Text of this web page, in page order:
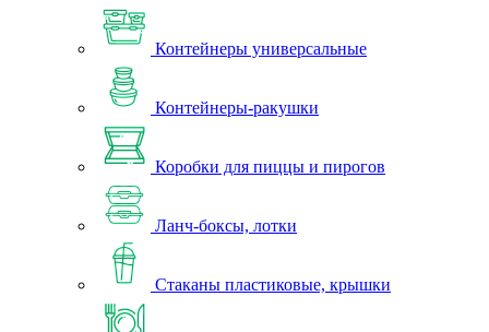
Контейнеры универсальные
Контейнеры-ракушки
Коробки для пиццы и пирогов
Ланч-боксы, лотки
Стаканы пластиковые, крышки